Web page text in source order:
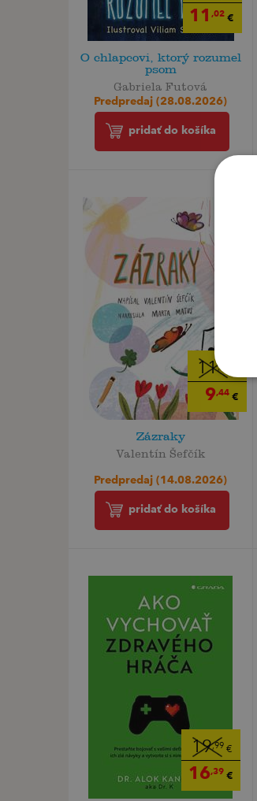
11 ,02 €
O chlapcovi, ktorý rozumel
psom
Gabriela Futová
Predpredaj (28.08.2026)
pridať do košíka
11,95
9,44 €
Zázraky
Valentín Šefčík
Predpredaj (14.08.2026)
pridať do košíka
19,99 €
16,39€